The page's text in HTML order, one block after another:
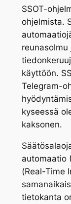
SSOT-
ohjelmista.
reunasolmu
käyttöön.
Telegram-
kyseessä
kaksonen.
automaatio
(Real-Time
tietokanta